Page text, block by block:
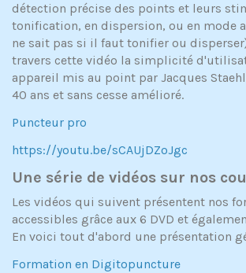
détection précise des points et leurs
tonification, en dispersion, ou en mode
ne sait pas si il faut tonifier ou
travers cette vidéo la simplicité
appareil mis au point par Jacques
40 ans et sans cesse amélioré.
Puncteur pro
https://youtu.be/sCAUjDZoJgc
Une série de vidéos sur nos
Les vidéos qui suivent présentent nos
accessibles grâce aux 6 DVD et
En voici tout d'abord une présentation
Formation en Digitopuncture